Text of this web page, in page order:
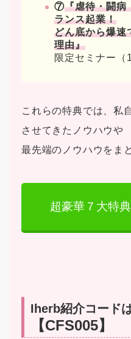
⑦『虐待・闘病
ランス起業！
どん底から爆速
理由』
限定セミナー（
これらの特典では、私
させてきたノウハウや
最先端のノウハウをま
超豪華７大特
Iherb紹介コード
【CFS005】